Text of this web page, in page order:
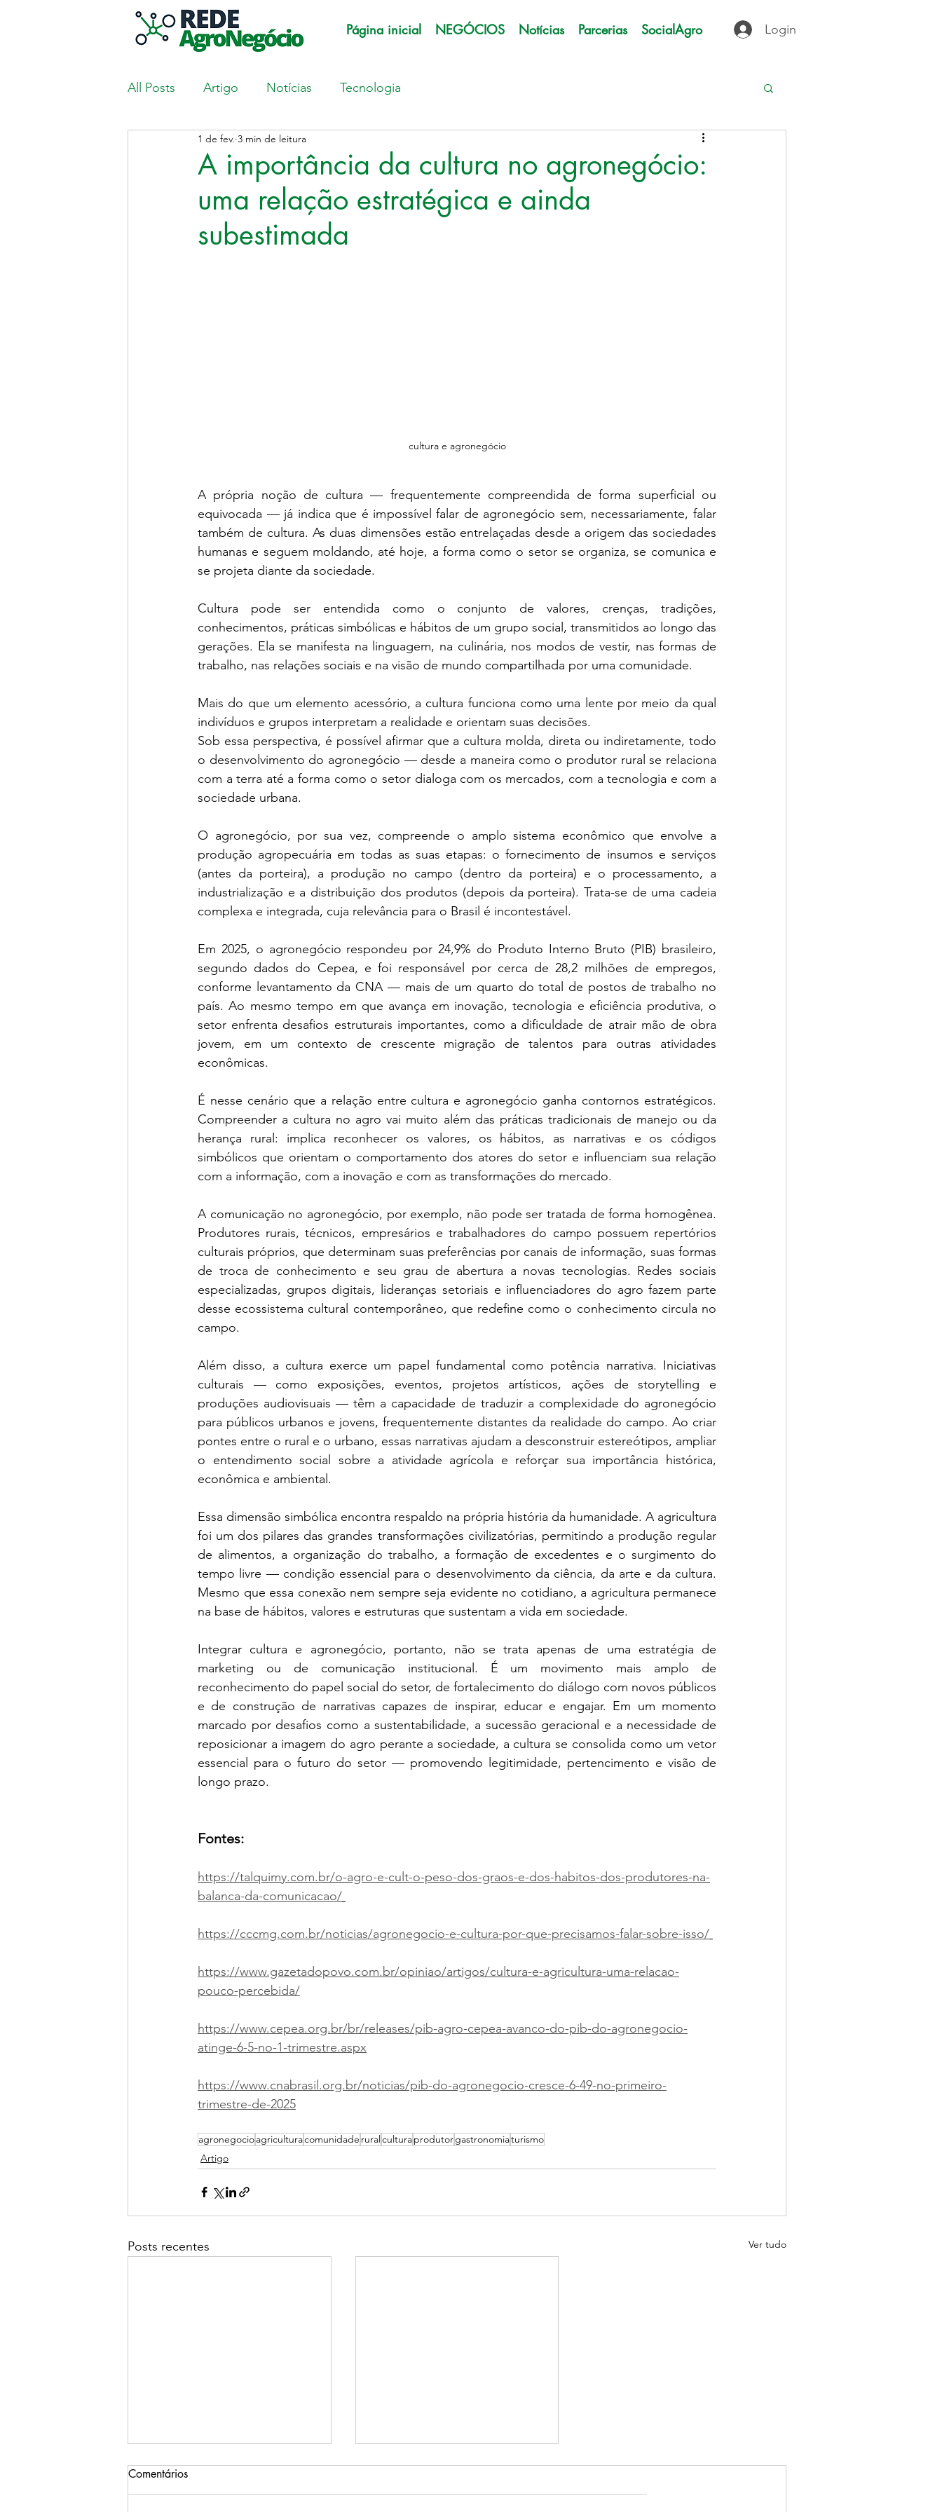
Página inicial NEGÓCIOS Notícias Parcerias SocialAgro Login
All Posts Artigo Notícias Tecnologia
A importância da cultura no agronegócio:
uma relação estratégica e ainda
subestimada
1 de fev. 3 min de leitura
cultura e agronegócio
A própria noção de cultura — frequentemente compreendida de forma superficial ou
equivocada — já indica que é impossível falar de agronegócio sem, necessariamente, falar
também de cultura. As duas dimensões estão entrelaçadas desde a origem das sociedades
humanas e seguem moldando, até hoje, a forma como o setor se organiza, se comunica e
se projeta diante da sociedade.
Cultura pode ser entendida como o conjunto de valores, crenças, tradições,
conhecimentos, práticas simbólicas e hábitos de um grupo social, transmitidos ao longo das
gerações. Ela se manifesta na linguagem, na culinária, nos modos de vestir, nas formas de
trabalho, nas relações sociais e na visão de mundo compartilhada por uma comunidade.
Mais do que um elemento acessório, a cultura funciona como uma lente por meio da qual
indivíduos e grupos interpretam a realidade e orientam suas decisões.
Sob essa perspectiva, é possível afirmar que a cultura molda, direta ou indiretamente, todo
o desenvolvimento do agronegócio — desde a maneira como o produtor rural se relaciona
com a terra até a forma como o setor dialoga com os mercados, com a tecnologia e com a
sociedade urbana.
O agronegócio, por sua vez, compreende o amplo sistema econômico que envolve a
produção agropecuária em todas as suas etapas: o fornecimento de insumos e serviços
(antes da porteira), a produção no campo (dentro da porteira) e o processamento, a
industrialização e a distribuição dos produtos (depois da porteira). Trata-se de uma cadeia
complexa e integrada, cuja relevância para o Brasil é incontestável.
Em 2025, o agronegócio respondeu por 24,9% do Produto Interno Bruto (PIB) brasileiro,
segundo dados do Cepea, e foi responsável por cerca de 28,2 milhões de empregos,
conforme levantamento da CNA — mais de um quarto do total de postos de trabalho no
país. Ao mesmo tempo em que avança em inovação, tecnologia e eficiência produtiva, o
setor enfrenta desafios estruturais importantes, como a dificuldade de atrair mão de obra
jovem, em um contexto de crescente migração de talentos para outras atividades
econômicas.
É nesse cenário que a relação entre cultura e agronegócio ganha contornos estratégicos.
Compreender a cultura no agro vai muito além das práticas tradicionais de manejo ou da
herança rural: implica reconhecer os valores, os hábitos, as narrativas e os códigos
simbólicos que orientam o comportamento dos atores do setor e influenciam sua relação
com a informação, com a inovação e com as transformações do mercado.
A comunicação no agronegócio, por exemplo, não pode ser tratada de forma homogênea.
Produtores rurais, técnicos, empresários e trabalhadores do campo possuem repertórios
culturais próprios, que determinam suas preferências por canais de informação, suas formas
de troca de conhecimento e seu grau de abertura a novas tecnologias. Redes sociais
especializadas, grupos digitais, lideranças setoriais e influenciadores do agro fazem parte
desse ecossistema cultural contemporâneo, que redefine como o conhecimento circula no
campo.
Além disso, a cultura exerce um papel fundamental como potência narrativa. Iniciativas
culturais — como exposições, eventos, projetos artísticos, ações de storytelling e
produções audiovisuais — têm a capacidade de traduzir a complexidade do agronegócio
para públicos urbanos e jovens, frequentemente distantes da realidade do campo. Ao criar
pontes entre o rural e o urbano, essas narrativas ajudam a desconstruir estereótipos, ampliar
o entendimento social sobre a atividade agrícola e reforçar sua importância histórica,
econômica e ambiental.
Essa dimensão simbólica encontra respaldo na própria história da humanidade. A agricultura
foi um dos pilares das grandes transformações civilizatórias, permitindo a produção regular
de alimentos, a organização do trabalho, a formação de excedentes e o surgimento do
tempo livre — condição essencial para o desenvolvimento da ciência, da arte e da cultura.
Mesmo que essa conexão nem sempre seja evidente no cotidiano, a agricultura permanece
na base de hábitos, valores e estruturas que sustentam a vida em sociedade.
Integrar cultura e agronegócio, portanto, não se trata apenas de uma estratégia de
marketing ou de comunicação institucional. É um movimento mais amplo de
reconhecimento do papel social do setor, de fortalecimento do diálogo com novos públicos
e de construção de narrativas capazes de inspirar, educar e engajar. Em um momento
marcado por desafios como a sustentabilidade, a sucessão geracional e a necessidade de
reposicionar a imagem do agro perante a sociedade, a cultura se consolida como um vetor
essencial para o futuro do setor — promovendo legitimidade, pertencimento e visão de
longo prazo.
Fontes:
https://talquimy.com.br/o-agro-e-cult-o-peso-dos-graos-e-dos-habitos-dos-produtores-na-
balanca-da-comunicacao/
https://cccmg.com.br/noticias/agronegocio-e-cultura-por-que-precisamos-falar-sobre-isso/
https://www.gazetadopovo.com.br/opiniao/artigos/cultura-e-agricultura-uma-relacao-
pouco-percebida/
https://www.cepea.org.br/br/releases/pib-agro-cepea-avanco-do-pib-do-agronegocio-
atinge-6-5-no-1-trimestre.aspx
https://www.cnabrasil.org.br/noticias/pib-do-agronegocio-cresce-6-49-no-primeiro-
trimestre-de-2025
agronegocioagriculturacomunidade ruralculturaprodutorgastronomiaturismo
Artigo
Posts recentes Ver tudo
Comentários